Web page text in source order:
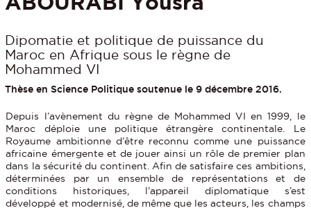
Dipomatie et politique de puissance du
Maroc en Afrique sous le règne de
Mohammed VI
Thèse en Science Politique soutenue le 9 décembre 2016.
Depuis l’avènement du règne de Mohammed VI en 1999, le
Maroc déploie une politique étrangère continentale. Le
Royaume ambitionne d’être reconnu comme une puissance
africaine émergente et de jouer ainsi un rôle de premier plan
dans la sécurité du continent. Afin de satisfaire ces ambitions,
déterminées par un ensemble de représentations et de
conditions historiques, l’appareil diplomatique s’est
développé et modernisé, de même que les acteurs, les champs